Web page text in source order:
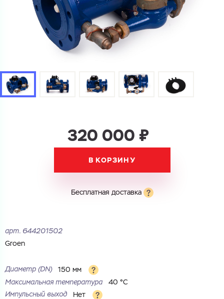
320 000 ₽
В КОРЗИНУ
Бесплатная доставка
арт. 644201502
Groen
Диаметр (DN)
150 мм
Максимальная температура
40 °С
Импульсный выход
Нет